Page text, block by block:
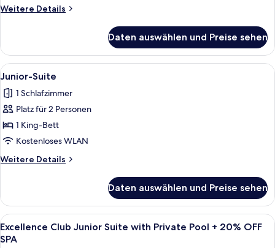
Plunge
Weitere Details
Weitere
Club
Imperial
Family
with
Plunge
Daten auswählen und Preise sehen
Alle
Fotos
für
Junior-
Suite
anzeigen
Ein modernes Wohnzimmer mit
9
Junior-Suite
1 Schlafzimmer
Platz für 2 Personen
1 King-Bett
Kostenloses WLAN
Weitere Details
Weitere
Suite
Daten auswählen und Preise sehen
Alle
Fotos
Ein moderner Poolbereich im Freien
8
Excellence Club Junior Suite with Private Pool + 20% OFF
SPA